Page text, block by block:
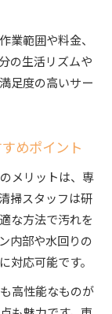
業範囲や料金、
の生活リズムや
足度の高いサー
めポイント
メリットは、専
掃スタッフは研
な方法で汚れを
内部や水回りの
対応可能です。
高性能なものが